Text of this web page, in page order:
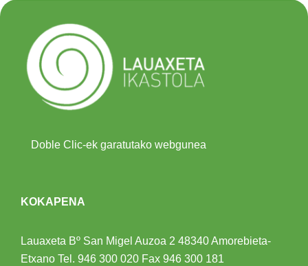
Doble Clic-ek garatutako webgunea
KOKAPENA
Lauaxeta Bº San Migel Auzoa 2 48340 Amorebieta-
Etxano Tel. 946 300 020 Fax 946 300 181